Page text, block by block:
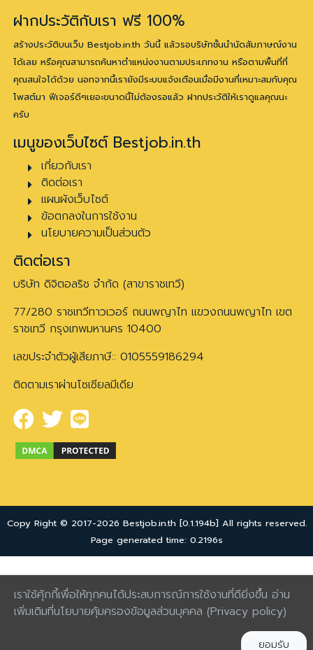
เราใช้คุ้กกี้เพื่อให้ทุกคนได้ประสบการณ์การใช้งานที่ดียิ่งขึ้น อ่าน
เพิ่มเติมที่นโยบายคุ้มครองข้อมูลส่วนบุคคล (Privacy policy)
ยอมรับ
ฝากประวัติกับเรา ฟรี 100%
สร้างประวัติบนเว็บ Bestjob.in.th วันนี้ แล้วรอบริษัทชั้นนำนัดสัมภาษณ์งาน
ได้เลย หรือคุณสามารถค้นหาตำแหน่งงานตามประเภทงาน หรือตามพื้นที่ที่
คุณสนใจได้ด้วย นอกจากนี้เรายังมีระบบแจ้งเตือนเมื่อมีงานที่เหมาะสมกับคุณ
โพสต์มา ฟีเจอร์ดีๆเยอะขนาดนี้ไม่ต้องรอแล้ว ฝากประวัติให้เราดูแลคุณนะ
ครับ
เมนูของเว็บไซต์ Bestjob.in.th
เกี่ยวกับเรา
ติดต่อเรา
แผนผังเว็บไซต์
ข้อตกลงในการใช้งาน
นโยบายความเป็นส่วนตัว
ติดต่อเรา
บริษัท ดิจิตอลริช จำกัด (สาขาราชเทวี)
77/280 ราชเทวีทาวเวอร์ ถนนพญาไท แขวงถนนพญาไท เขต
ราชเทวี กรุงเทพมหานคร 10400
เลขประจำตัวผู้เสียภาษี:: 0105559186294
ติดตามเราผ่านโซเชียลมีเดีย
Copy Right © 2017-2026 Bestjob.in.th [0.1.194b] All rights reserved.
Page generated time: 0.2196s